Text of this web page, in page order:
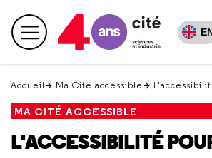
en
haut Menu principal
Accueil Ma Cité accessible
MA CITÉ ACCESSIBLE
L'ACCESSIBILITÉ